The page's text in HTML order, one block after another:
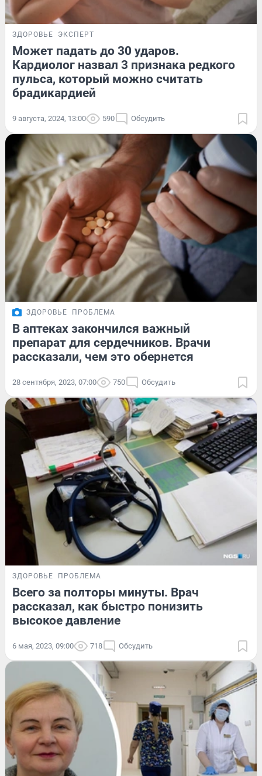
ЗДОРОВЬЕ ЭКСПЕРТ
Может падать до 30 ударов.
Кардиолог назвал 3 признака редкого
пульса, который можно считать
брадикардией
9 августа, 2024, 13:00 590 Обсудить
ЗДОРОВЬЕ ПРОБЛЕМА
В аптеках закончился важный
препарат для сердечников. Врачи
рассказали, чем это обернется
28 сентября, 2023, 07:00 750 Обсудить
ЗДОРОВЬЕ ПРОБЛЕМА
Всего за полторы минуты. Врач
рассказал, как быстро понизить
высокое давление
6 мая, 2023, 09:00 718 Обсудить